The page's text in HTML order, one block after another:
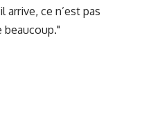
arrive, ce n’est pas
beaucoup."